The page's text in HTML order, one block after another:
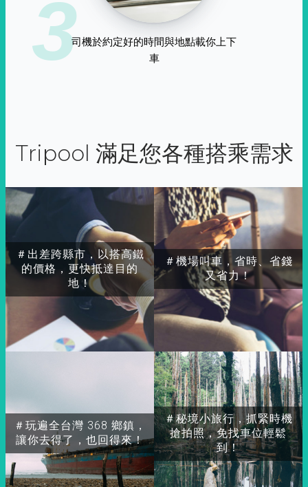
3司機於約定好的時間與地點載你上下
車
Tripool 滿足您各種搭乘需求
＃出差跨縣市，以搭高鐵
的價格，更快抵達目的
地！
＃玩遍全台灣 368 鄉鎮，
讓你去得了，也回得來！
＃秘境小旅行，抓緊時機
搶拍照，免找車位輕鬆
到！
＃機場叫車，省時、省錢
又省力！